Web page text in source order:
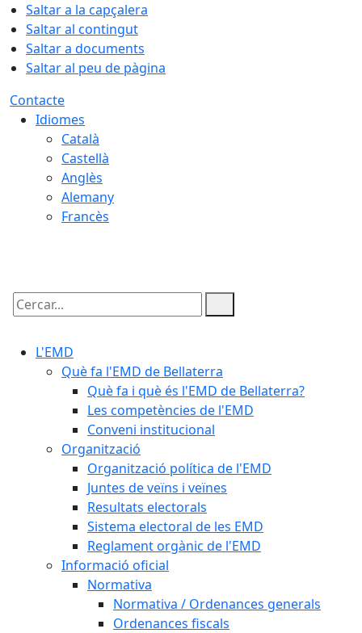
Saltar a la capçalera
Saltar al contingut
Saltar a documents
Saltar al peu de pàgina
Contacte
Idiomes
Català
Castellà
Anglès
Alemany
Francès
Cercar:
L'EMD
Què fa l'EMD de Bellaterra
Què fa i què és l'EMD de Bellaterra?
Les competències de l'EMD
Conveni institucional
Organització
Organització política de l'EMD
Juntes de veïns i veïnes
Resultats electorals
Sistema electoral de les EMD
Reglament orgànic de l'EMD
Informació oficial
Normativa
Normativa / Ordenances generals
Ordenances fiscals